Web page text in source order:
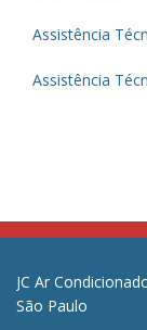
Assistência
Assistência
JC Ar
São Paulo